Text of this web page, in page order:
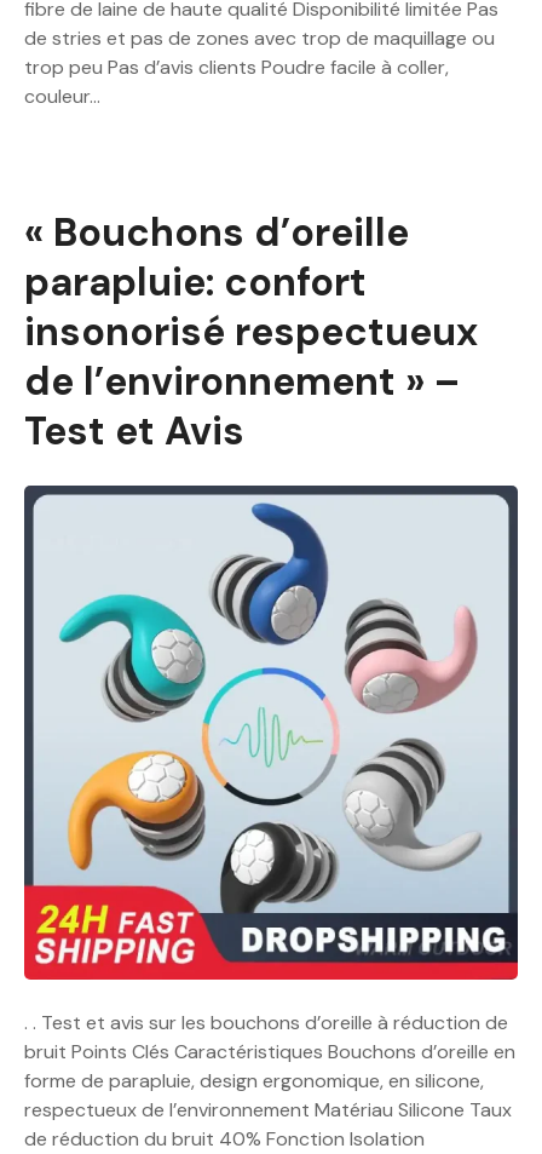
fibre de laine de haute qualité Disponibilité limitée Pas
de stries et pas de zones avec trop de maquillage ou
trop peu Pas d’avis clients Poudre facile à coller,
couleur…
« Bouchons d’oreille
parapluie: confort
insonorisé respectueux
de l’environnement » –
Test et Avis
. . Test et avis sur les bouchons d’oreille à réduction de
bruit Points Clés Caractéristiques Bouchons d’oreille en
forme de parapluie, design ergonomique, en silicone,
respectueux de l’environnement Matériau Silicone Taux
de réduction du bruit 40% Fonction Isolation